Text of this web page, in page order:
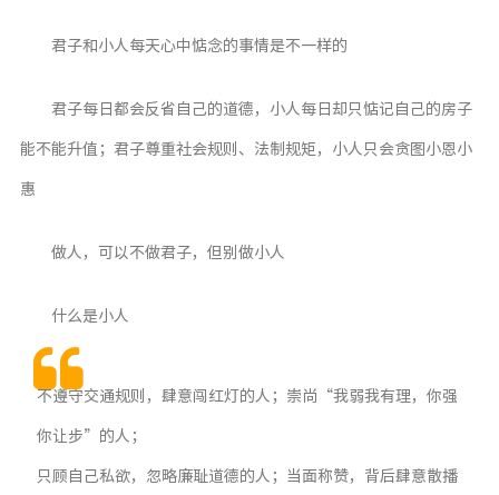
君子和小人每天心中惦念的事情是不一样的
君子每日都会反省自己的道德，小人每日却只惦记自己的房子
能不能升值；君子尊重社会规则、法制规矩，小人只会贪图小恩小
惠
做人，可以不做君子，但别做小人
什么是小人
不遵守交通规则，肆意闯红灯的人；崇尚“我弱我有理，你强
你让步”的人；
只顾自己私欲，忽略廉耻道德的人；当面称赞，背后肆意散播